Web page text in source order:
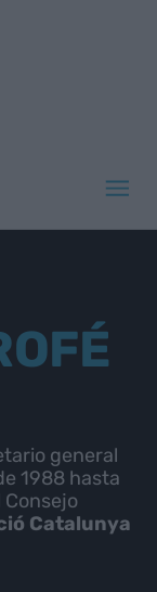
general
1988 hasta
Catalunya